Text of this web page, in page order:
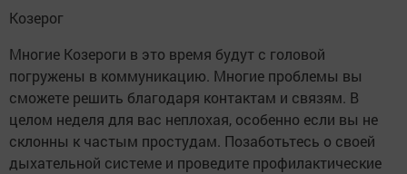
Козерог
Многие Козероги в это время будут с головой
погружены в коммуникацию. Многие проблемы вы
сможете решить благодаря контактам и связям. В
целом неделя для вас неплохая, особенно если вы не
склонны к частым простудам. Позаботьтесь о своей
дыхательной системе и проведите профилактические